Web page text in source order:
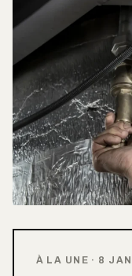
À LA UNE · 8 JAN